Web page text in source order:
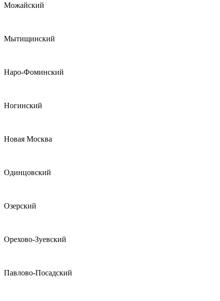
Можайский
Мытищинский
Наро-Фоминский
Ногинский
Новая Москва
Одинцовский
Озерский
Орехово-Зуевский
Павлово-Посадский